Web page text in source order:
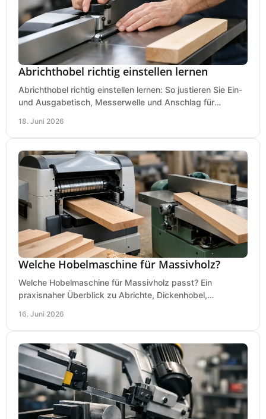
Abrichthobel richtig einstellen lernen
Abrichthobel richtig einstellen lernen: So justieren Sie Ein-
und Ausgabetisch, Messerwelle und Anschlag für
18. Juni 2026
Welche Hobelmaschine für Massivholz?
Welche Hobelmaschine für Massivholz passt? Ein
praxisnaher Überblick zu Abrichte, Dickenhobel,
16. Juni 2026